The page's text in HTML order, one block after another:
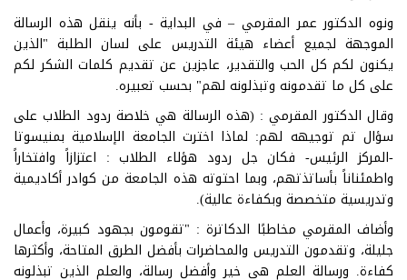
ونوه الدكتور عمر المقرمي – في البداية - بأنه ينقل هذه الرسالة
الموجهة لجميع أعضاء هيئة التدريس على لسان الطلبة "الذين
يكنون لكم كل الحب والتقدير، عاجزين عن تقديم كلمات الشكر لكم
على كل ما تقدمونه وتبذلونه لهم" بحسب تعبيره.
وقال الدكتور المقرمي : (هذه الرسالة هي خلاصة ردود الطلاب على
سؤال تم توجيهه لهم: لماذا اخترت الجامعة الإسلامية بمنيسوتا
-المركز الرئيس- فكان جل ردود هؤلاء الطلاب : اعتزازاً وافتخاراً
واطمئناناً بأساتذتهم، وبما احتوته هذه الجامعة من كوادر أكاديمية
وتدريسية متخصصة وبكفاءة عالية).
وأضاف المقرمي مخاطبًا الدكاترة : "تقومون بجهود كبيرة، وأعمال
جليلة، وتقدمون التدريس والمحاضرات بأفضل الطرق المتاحة، وأكثرها
كفاءة. ورسالة العلم هي خير وأفضل رسالة، والعلم الذين تبذلونه